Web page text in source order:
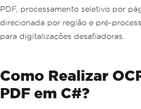
PDF, processamento seletivo por
direcionada por região e pré-
para digitalizações desafiadoras.
Como Realizar
PDF em C#?